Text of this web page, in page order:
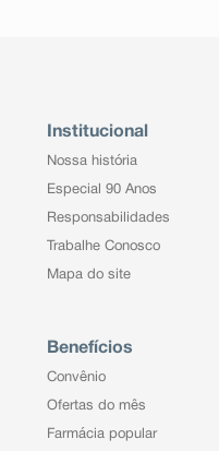
Institucional
Nossa história
Especial 90 Anos
Responsabilidades
Trabalhe Conosco
Mapa do site
Benefícios
Convênio
Ofertas do mês
Farmácia popular